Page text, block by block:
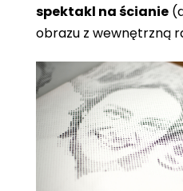
spektakl na ścianie
obrazu z wewnętrzną